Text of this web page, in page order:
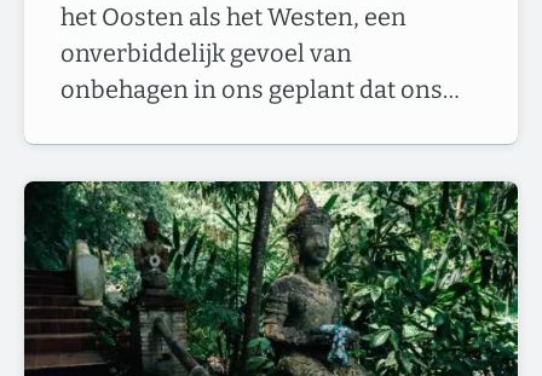
het Oosten als het Westen, een
onverbiddelijk gevoel van
onbehagen in ons geplant dat ons…